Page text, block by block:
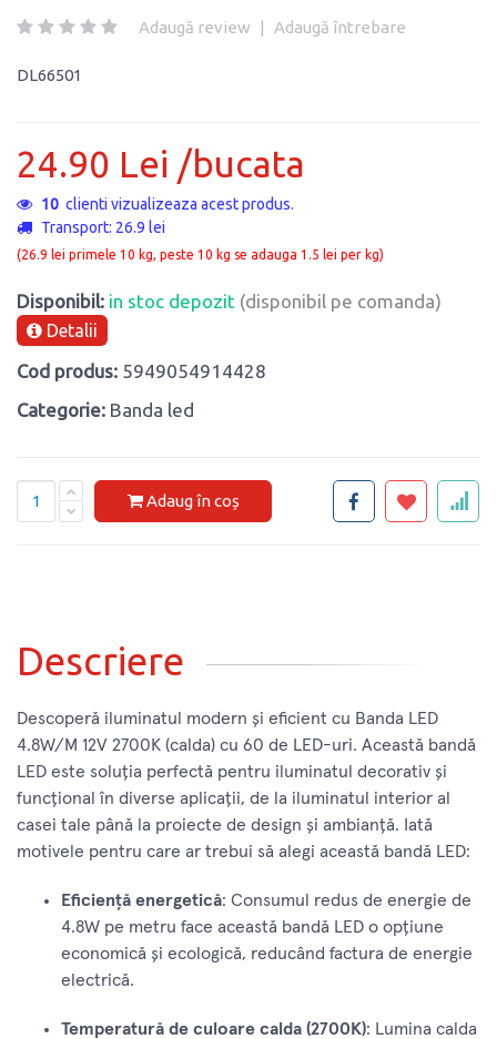
Adaugă review | Adaugă întrebare
DL66501
24.90 Lei /bucata
10 clienti vizualizeaza acest produs.
Transport: 26.9 lei
(26.9 lei primele 10 kg, peste 10 kg se adauga 1.5 lei per kg)
Disponibil: in stoc depozit (disponibil pe comanda)
Detalii
Cod produs: 5949054914428
Categorie: Banda led
Adaug în coș
Descriere
Descoperă iluminatul modern și eficient cu Banda LED
4.8W/M 12V 2700K (calda) cu 60 de LED-uri. Această bandă
LED este soluția perfectă pentru iluminatul decorativ și
funcțional în diverse aplicații, de la iluminatul interior al
casei tale până la proiecte de design și ambianță. Iată
motivele pentru care ar trebui să alegi această bandă LED:
Eficiență energetică: Consumul redus de energie de
4.8W pe metru face această bandă LED o opțiune
economică și ecologică, reducând factura de energie
electrică.
Temperatură de culoare calda (2700K): Lumina calda